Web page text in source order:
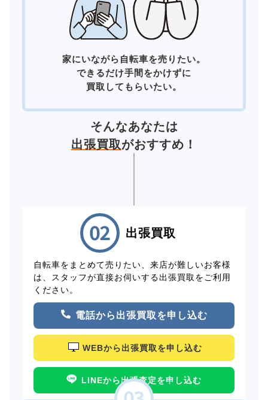
家にいながら自転車を売りたい。
できるだけ手間をかけずに
買取してもらいたい。
そんなあなたは
出張買取がおすすめ！
出張買取
自転車をまとめて売りたい、来店が難しいお客様
は、スタッフが直接お伺いする出張買取をご利用
ください。
電話から出張買取を申し込む
WEBから出張買取を申し込む
LINEから出張査定を申し込む